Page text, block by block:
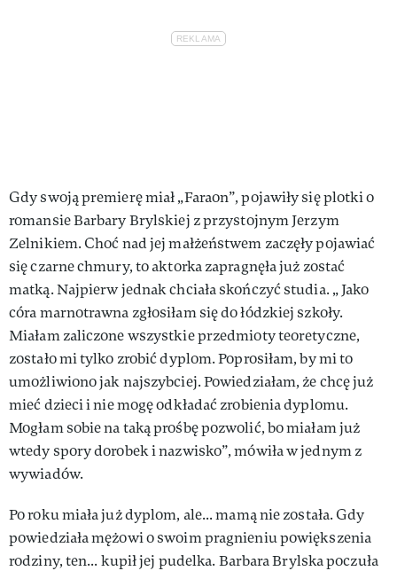
Gdy swoją premierę miał „Faraon”, pojawiły się plotki o
romansie Barbary Brylskiej z przystojnym Jerzym
Zelnikiem. Choć nad jej małżeństwem zaczęły pojawiać
się czarne chmury, to aktorka zapragnęła już zostać
matką. Najpierw jednak chciała skończyć studia. „ Jako
córa marnotrawna zgłosiłam się do łódzkiej szkoły.
Miałam zaliczone wszystkie przedmioty teoretyczne,
zostało mi tylko zrobić dyplom. Poprosiłam, by mi to
umożliwiono jak najszybciej. Powiedziałam, że chcę już
mieć dzieci i nie mogę odkładać zrobienia dyplomu.
Mogłam sobie na taką prośbę pozwolić, bo miałam już
wtedy spory dorobek i nazwisko”, mówiła w jednym z
wywiadów.
Po roku miała już dyplom, ale... mamą nie została. Gdy
powiedziała mężowi o swoim pragnieniu powiększenia
rodziny, ten... kupił jej pudelka. Barbara Brylska poczuła